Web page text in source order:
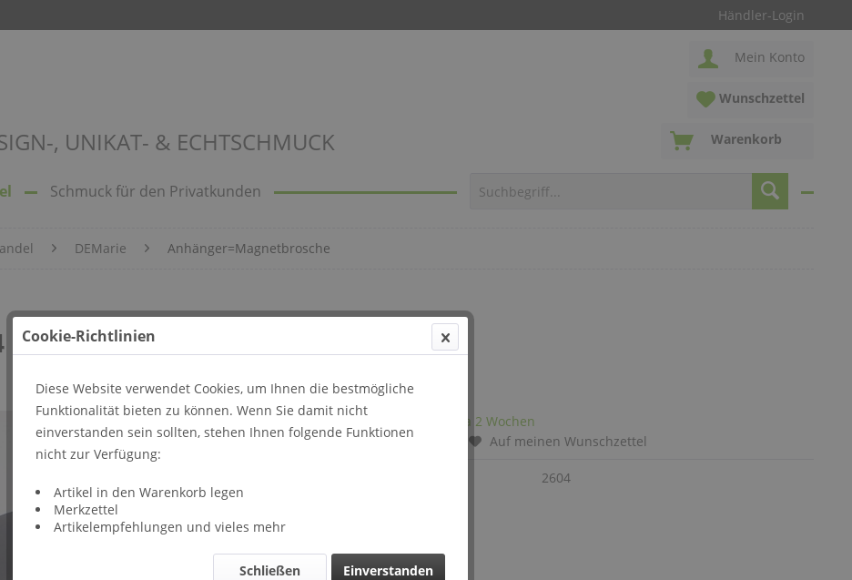
Händler-Login
, UNIKAT- & ECHTSCHMUCK
Mein Konto
Wunschzettel
Warenkorb
Schmuck für den Privatkunden
DEMarie Anhänger=Magnetbrosche
Lieferzeit: ca 2 Wochen
Vergleichen
Auf meinen Wunschzettel
2604
Cookie-Richtlinien
Diese Website verwendet Cookies, um Ihnen die bestmögliche
Funktionalität bieten zu können. Wenn Sie damit nicht
einverstanden sein sollten, stehen Ihnen folgende Funktionen
nicht zur Verfügung:
Artikel in den Warenkorb legen
Merkzettel
Artikelempfehlungen und vieles mehr
Einverstanden
Schließen